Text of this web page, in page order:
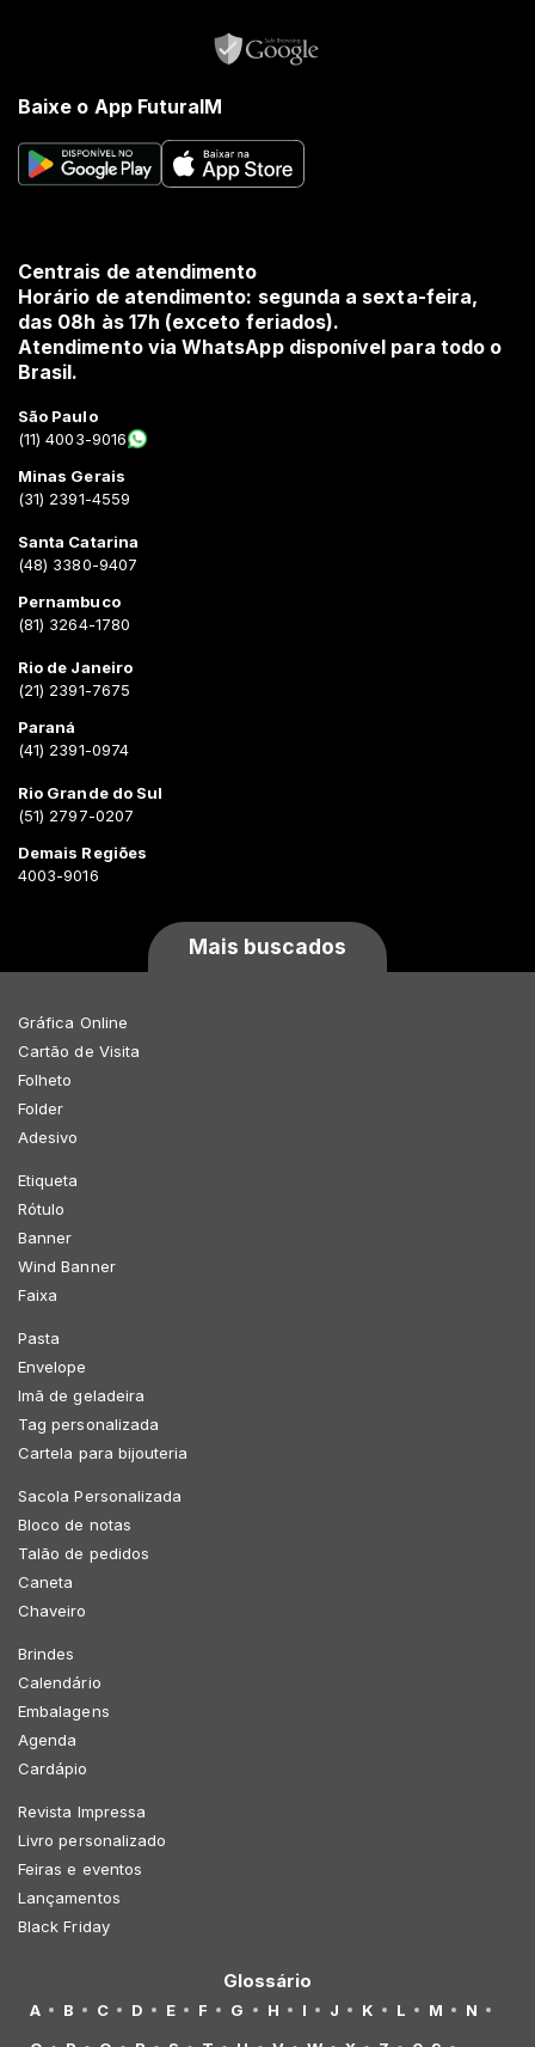
Baixe o App FuturaIM
Centrais de atendimento
Horário de atendimento: segunda a sexta-feira,
das 08h às 17h (exceto feriados).
Atendimento via WhatsApp disponível para todo o
Brasil.
São Paulo
(11) 4003-9016
Minas Gerais
(31) 2391-4559
Santa Catarina
(48) 3380-9407
Pernambuco
(81) 3264-1780
Rio de Janeiro
(21) 2391-7675
Paraná
(41) 2391-0974
Rio Grande do Sul
(51) 2797-0207
Demais Regiões
4003-9016
Mais buscados
Gráfica Online
Cartão de Visita
Folheto
Folder
Adesivo
Etiqueta
Rótulo
Banner
Wind Banner
Faixa
Pasta
Envelope
Imã de geladeira
Tag personalizada
Cartela para bijouteria
Sacola Personalizada
Bloco de notas
Talão de pedidos
Caneta
Chaveiro
Brindes
Calendário
Embalagens
Agenda
Cardápio
Revista Impressa
Livro personalizado
Feiras e eventos
Lançamentos
Black Friday
Glossário
A B C D E F G H I J K L M
N